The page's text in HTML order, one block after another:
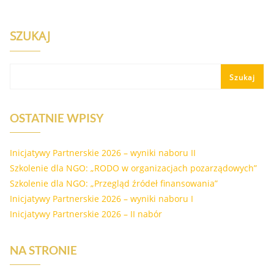
SZUKAJ
Szukaj
OSTATNIE WPISY
Inicjatywy Partnerskie 2026 – wyniki naboru II
Szkolenie dla NGO: „RODO w organizacjach pozarządowych”
Szkolenie dla NGO: „Przegląd źródeł finansowania”
Inicjatywy Partnerskie 2026 – wyniki naboru I
Inicjatywy Partnerskie 2026 – II nabór
NA STRONIE